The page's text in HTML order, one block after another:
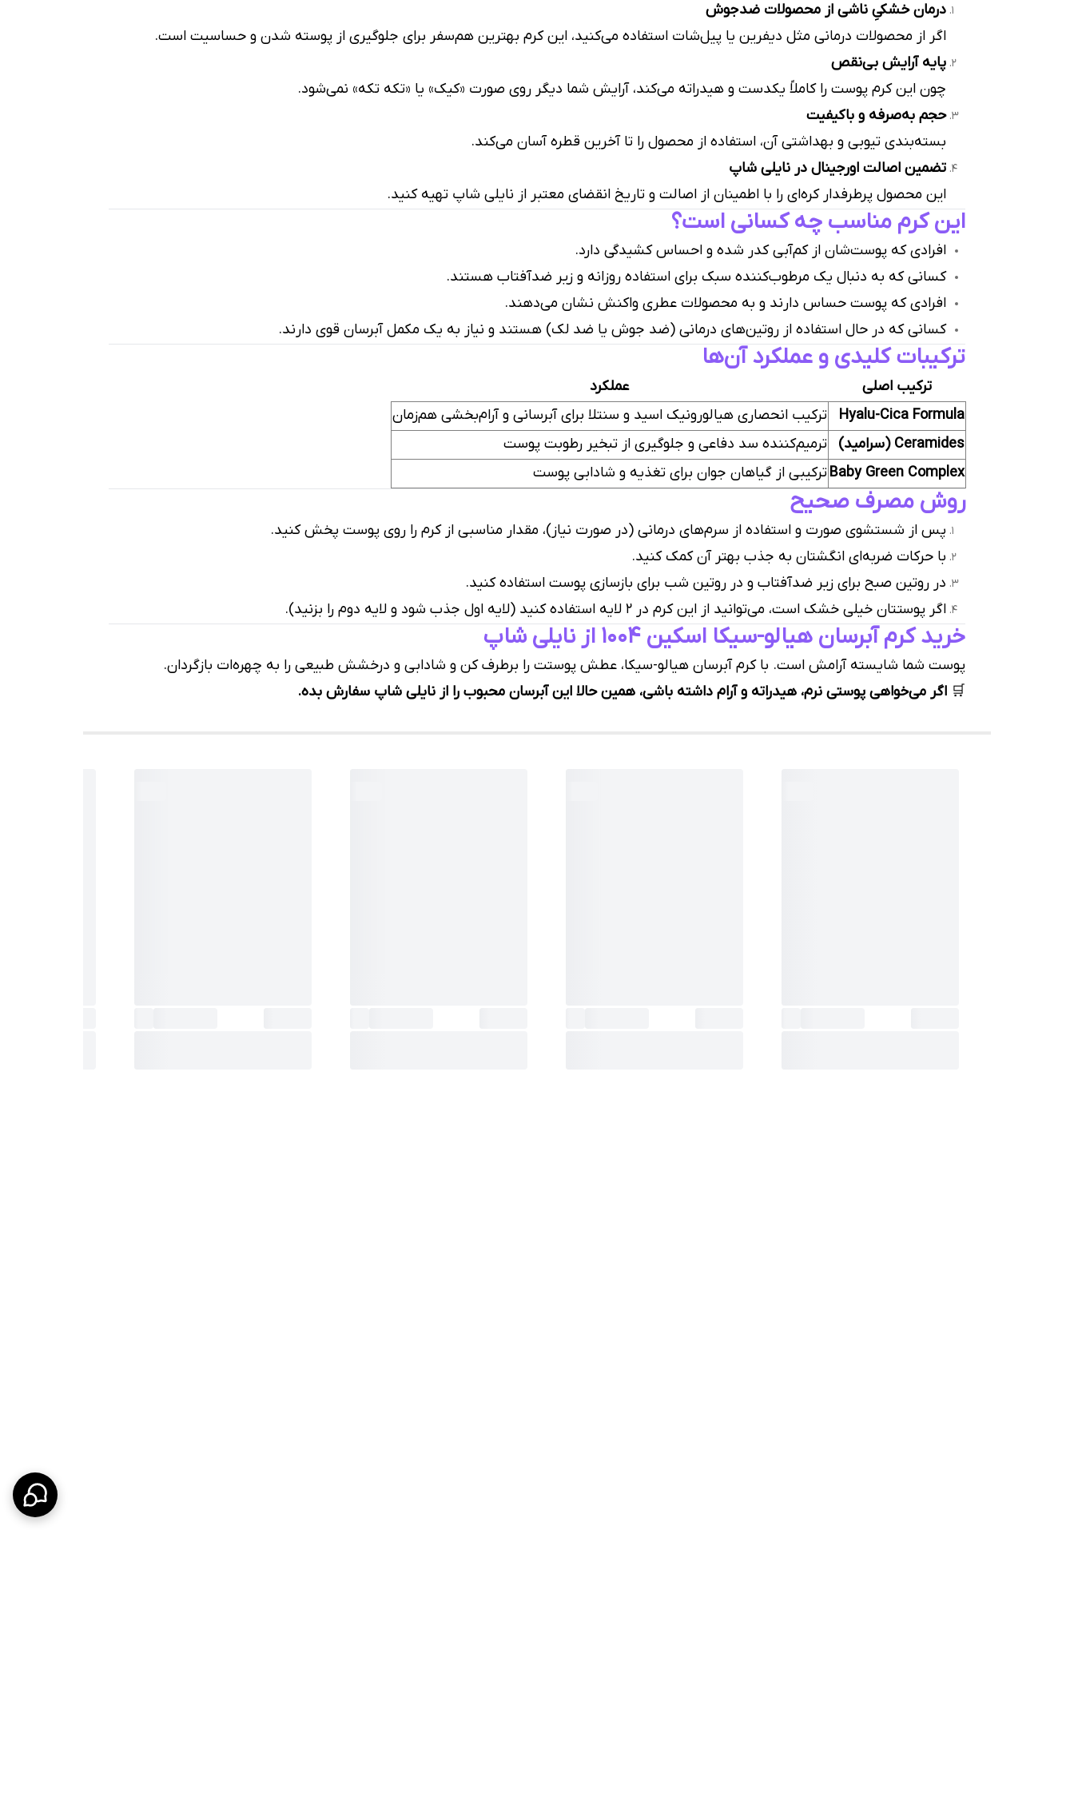
درمان خشکیِ ناشی از محصولات ضدجوش
اگر از محصولات درمانی مثل دیفرین یا پیل‌شات استفاده می‌کنید، این کرم بهترین هم‌سفر برای جلوگیری از پوسته شدن و حساسیت است.
پایه آرایش بی‌نقص
چون این کرم پوست را کاملاً یکدست و هیدراته می‌کند، آرایش شما دیگر روی صورت «کیک» یا «تکه تکه» نمی‌شود.
حجم به‌صرفه و باکیفیت
بسته‌بندی تیوبی و بهداشتی آن، استفاده از محصول را تا آخرین قطره آسان می‌کند.
تضمین اصالت اورجینال در نایلی شاپ
این محصول پرطرفدار کره‌ای را با اطمینان از اصالت و تاریخ انقضای معتبر از نایلی شاپ تهیه کنید.
این کرم مناسب چه کسانی است؟
افرادی که پوست‌شان از کم‌آبی کدر شده و احساس کشیدگی دارد.
کسانی که به دنبال یک مرطوب‌کننده سبک برای استفاده روزانه و زیر ضدآفتاب هستند.
افرادی که پوست حساس دارند و به محصولات عطری واکنش نشان می‌دهند.
کسانی که در حال استفاده از روتین‌های درمانی (ضد جوش یا ضد لک) هستند و نیاز به یک مکمل آبرسان قوی دارند.
ترکیبات کلیدی و عملکرد آن‌ها
ترکیب اصلی
عملکرد
Hyalu-Cica Formula
ترکیب انحصاری هیالورونیک اسید و سنتلا برای آبرسانی و آرام‌بخشی هم‌زمان
Ceramides (سرامید)
ترمیم‌کننده سد دفاعی و جلوگیری از تبخیر رطوبت پوست
Baby Green Complexترکیبی از گیاهان جوان برای تغذیه و شادابی پوست
روش مصرف صحیح
پس از شستشوی صورت و استفاده از سرم‌های درمانی (در صورت نیاز)، مقدار مناسبی از کرم را روی پوست پخش کنید.
با حرکات ضربه‌ای انگشتان به جذب بهتر آن کمک کنید.
در روتین صبح برای زیر ضدآفتاب و در روتین شب برای بازسازی پوست استفاده کنید.
اگر پوستتان خیلی خشک است، می‌توانید از این کرم در ۲ لایه استفاده کنید (لایه اول جذب شود و لایه دوم را بزنید).
خرید کرم آبرسان هیالو-سیکا اسکین ۱۰۰۴ از نایلی شاپ
پوست شما شایسته آرامش است. با کرم آبرسان هیالو-سیکا، عطش پوستت را برطرف کن و شادابی و درخشش طبیعی را به چهره‌ات بازگردان.
🛒 اگر می‌خواهی پوستی نرم، هیدراته و آرام داشته باشی، همین حالا این آبرسان محبوب را از نایلی شاپ سفارش بده.